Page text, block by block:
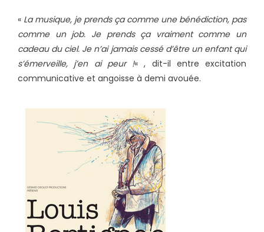
« La musique, je prends ça comme une bénédiction, pas
comme un job. Je prends ça vraiment comme un
cadeau du ciel. Je n’ai jamais cessé d’être un enfant qui
s’émerveille, j’en ai peur !« , dit-il entre excitation
communicative et angoisse à demi avouée.